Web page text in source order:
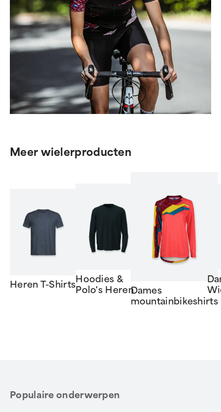
Meer wielerproducten
Heren T-ShirtsHoodies &
Polo's HerenDames
mountainbikeshirts
Populaire onderwerpen